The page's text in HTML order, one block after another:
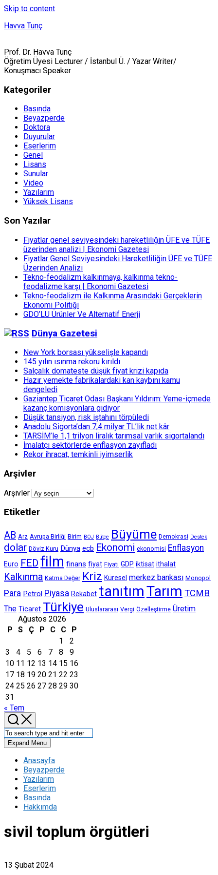
Skip to content
Havva Tunç
Prof. Dr. Havva Tunç
Öğretim Üyesi Lecturer / İstanbul Ü. / Yazar Writer/
Konuşmacı Speaker
Kategoriler
Basında
Beyazperde
Doktora
Duyurular
Eserlerim
Genel
Lisans
Sunular
Video
Yazılarım
Yüksek Lisans
Son Yazılar
Fiyatlar genel seviyesindeki hareketliliğin ÜFE ve TÜFE
üzerinden analizi | Ekonomi Gazetesi
Fiyatlar Genel Seviyesindeki Hareketliliğin ÜFE ve TÜFE
Üzerinden Analizi
Tekno-feodalizm kalkınmaya, kalkınma tekno-
feodalizme karşı | Ekonomi Gazetesi
Tekno-feodalizm ile Kalkınma Arasındaki Gerçeklerin
Ekonomi Politiği
GDO’LU Ürünler Ve Alternatif Enerji
Dünya Gazetesi
New York borsası yükselişle kapandı
145 yılın ısınma rekoru kırıldı
Salçalık domateste düşük fiyat krizi kapıda
Hazır yemekte fabrikalardaki kan kaybını kamu
dengeledi
Gaziantep Ticaret Odası Başkanı Yıldırım: Yeme-içmede
kazanç komisyonlara gidiyor
Düşük tansiyon, risk iştahını törpüledi
Anadolu Sigorta’dan 7,4 milyar TL’lik net kâr
TARSİM’le 1,1 trilyon liralık tarımsal varlık sigortalandı
İmalatçı sektörlerde enflasyon zayıfladı
Rekor ihracat, temkinli iyimserlik
Arşivler
Arşivler
Etiketler
AB Arz Avrupa Birliği Birim BOJ Bütçe Büyüme Demokrasi Destek
dolar Döviz Kuru Dünya ecb Ekonomi ekonomisi Enflasyon
Euro FED film finans fiyat Fiyatı GDP iktisat ithalat
Kalkınma Katma Değer Kriz Küresel merkez bankası Monopol
Para Petrol Piyasa Rekabet tanıtımTarım TCMB
The Ticaret Türkiye Uluslararası Vergi Özelleştirme Üretim
Ağustos 2026
P
S Ç P C C
P
1
2
3
4 5 6 7 8
9
10 11 12 13 14 15 16
17 18 19 20 21 22 23
24 25 26 27 28 29 30
31
« Tem
Expand Menu
Anasayfa
Beyazperde
Yazılarım
Eserlerim
Basında
Hakkımda
sivil toplum örgütleri
13 Şubat 2024